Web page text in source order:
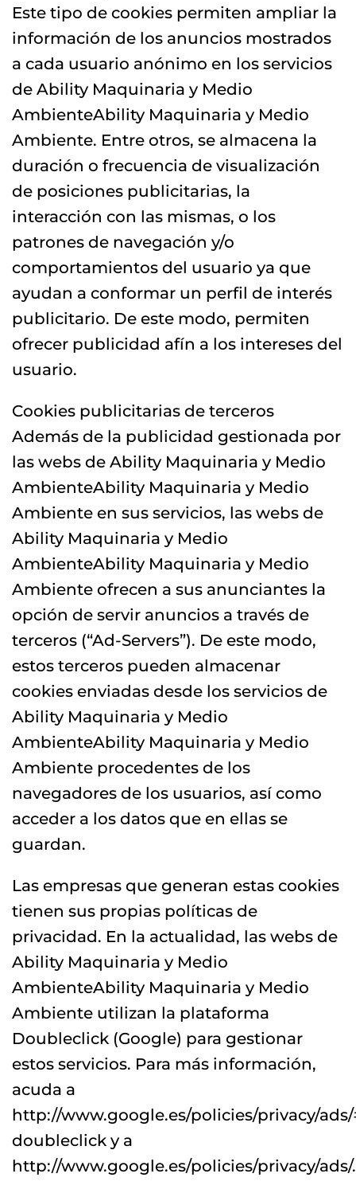
Este tipo de cookies permiten ampliar la
información de los anuncios mostrados
a cada usuario anónimo en los servicios
de Ability Maquinaria y Medio
AmbienteAbility Maquinaria y Medio
Ambiente. Entre otros, se almacena la
duración o frecuencia de visualización
de posiciones publicitarias, la
interacción con las mismas, o los
patrones de navegación y/o
comportamientos del usuario ya que
ayudan a conformar un perfil de interés
publicitario. De este modo, permiten
ofrecer publicidad afín a los intereses del
usuario.
Cookies publicitarias de terceros
Además de la publicidad gestionada por
las webs de Ability Maquinaria y Medio
AmbienteAbility Maquinaria y Medio
Ambiente en sus servicios, las webs de
Ability Maquinaria y Medio
AmbienteAbility Maquinaria y Medio
Ambiente ofrecen a sus anunciantes la
opción de servir anuncios a través de
terceros (“Ad-Servers”). De este modo,
estos terceros pueden almacenar
cookies enviadas desde los servicios de
Ability Maquinaria y Medio
AmbienteAbility Maquinaria y Medio
Ambiente procedentes de los
navegadores de los usuarios, así como
acceder a los datos que en ellas se
guardan.
Las empresas que generan estas cookies
tienen sus propias políticas de
privacidad. En la actualidad, las webs de
Ability Maquinaria y Medio
AmbienteAbility Maquinaria y Medio
Ambiente utilizan la plataforma
Doubleclick (Google) para gestionar
estos servicios. Para más información,
acuda a
http://www.google.es/policies/privacy/
doubleclick y a
http://www.google.es/policies/privacy/ads/.